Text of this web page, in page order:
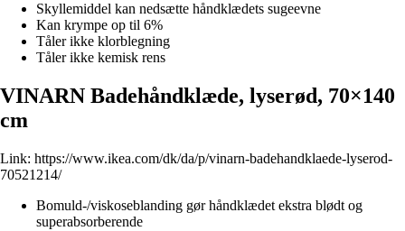
Skyllemiddel kan nedsætte håndklædets sugeevne
Kan krympe op til 6%
Tåler ikke klorblegning
Tåler ikke kemisk rens
VINARN Badehåndklæde, lyserød, 70×140
cm
Link: https://www.ikea.com/dk/da/p/vinarn-badehandklaede-lyserod-
70521214/
Bomuld-/viskoseblanding gør håndklædet ekstra blødt og
superabsorberende